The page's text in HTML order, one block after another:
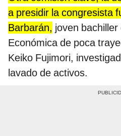
a presidir la congresista
Barbarán, joven
Económica de poca
Keiko Fujimori,
lavado de activos.